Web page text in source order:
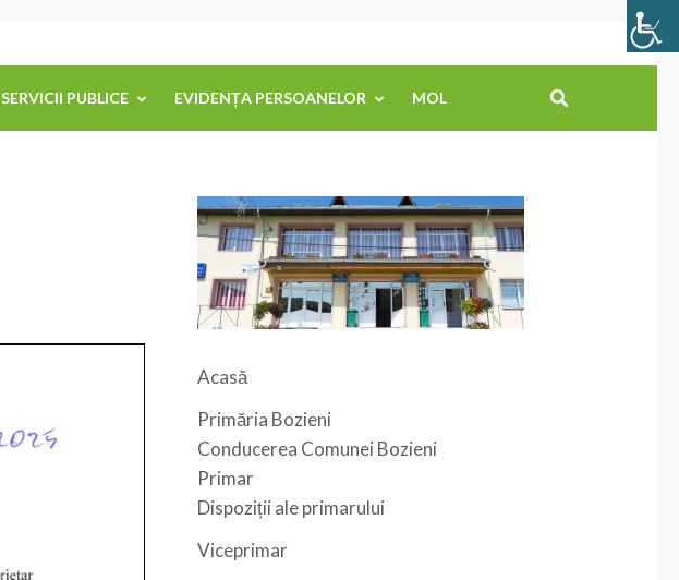
SERVICII PUBLICE EVIDENȚA PERSOANELOR MOL
Acasă
Primăria Bozieni
Conducerea Comunei Bozieni
Primar
Dispoziții ale primarului
Viceprimar